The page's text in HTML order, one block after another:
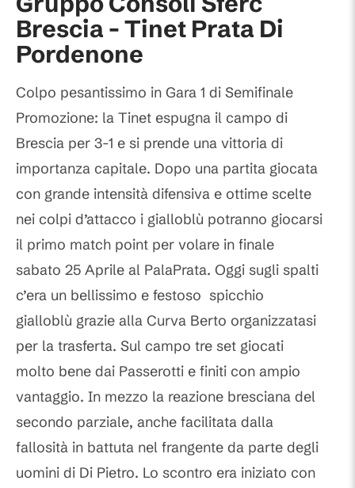
Brescia - Tinet Prata Di
Pordenone
Colpo pesantissimo in Gara 1 di Semifinale
Promozione: la Tinet espugna il campo di
Brescia per 3-1 e si prende una vittoria di
importanza capitale. Dopo una partita giocata
con grande intensità difensiva e ottime scelte
nei colpi d’attacco i gialloblù potranno giocarsi
il primo match point per volare in finale
sabato 25 Aprile al PalaPrata. Oggi sugli spalti
c’era un bellissimo e festoso spicchio
gialloblù grazie alla Curva Berto organizzatasi
per la trasferta. Sul campo tre set giocati
molto bene dai Passerotti e finiti con ampio
vantaggio. In mezzo la reazione bresciana del
secondo parziale, anche facilitata dalla
fallosità in battuta nel frangente da parte degli
uomini di Di Pietro. Lo scontro era iniziato con